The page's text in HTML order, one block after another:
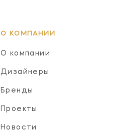
О КОМПАНИИ
О компании
Дизайнеры
Бренды
Проекты
Новости